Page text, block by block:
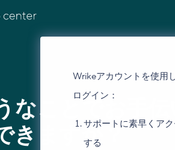
Wrikeアカウントを使用
ログイン：
サポートに素早くア
する
なことでお手
きますか？